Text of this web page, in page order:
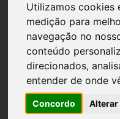
Utilizamos cookies
medição para
navegação no
conteúdo
direcionados,
entender de onde
Concordo Alterar
passa
Página
inicial